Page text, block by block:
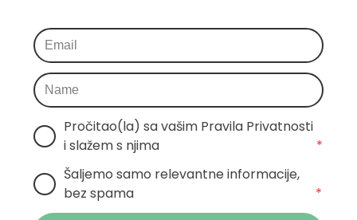
Pročitao(la) sa vašim Pravila Privatnosti
i slažem s njima
*
Šaljemo samo relevantne informacije,
bez spama
*